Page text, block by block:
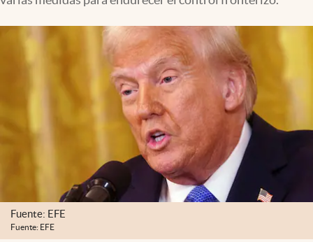
Fuente: EFE
Fuente: EFE